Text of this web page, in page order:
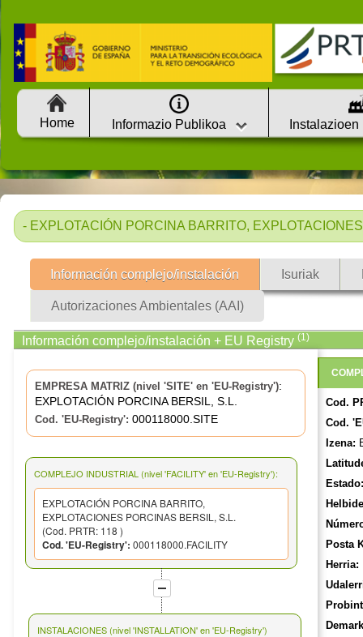
Home Informazio Publikoa
- EXPLOTACIÓN PORCINA BARRITO,
Información complejo/instalación Isuriak
Autorizaciones Ambientales (AAI)
Información complejo/instalación + EU Registry (1)
EMPRESA MATRIZ (nivel 'SITE' en 'EU-Registry'):
EXPLOTACIÓN PORCINA BERSIL, S.L.
Cod. 'EU-Registry': 000118000.SITE
COMPLEJO INDUSTRIAL (nivel 'FACILITY' en 'EU-Registry'):
EXPLOTACIÓN PORCINA BARRITO,
EXPLOTACIONES PORCINAS BERSIL, S.L.
(Cod. PRTR: 118 )
Cod. 'EU-Registry': 000118000.FACILITY
INSTALACIONES (nivel 'INSTALLATION' en 'EU-Registry')
Cod.
Cod.
Izena:
Estado:
Posta
Herria: